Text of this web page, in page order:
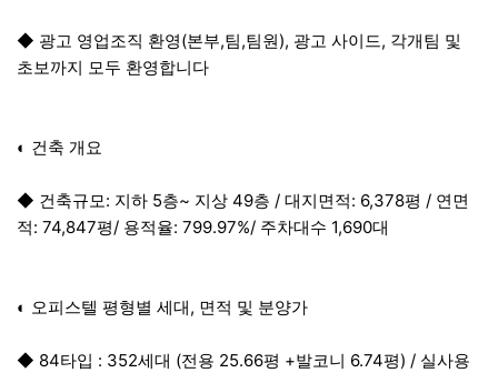
◆ 광고 영업조직 환영(본부,팀,팀원), 광고 사이드, 각개팀 및
초보까지 모두 환영합니다
◐ 건축 개요
◆ 건축규모: 지하 5층~ 지상 49층 / 대지면적: 6,378평 / 연면
적: 74,847평/ 용적율: 799.97%/ 주차대수 1,690대
◐ 오피스텔 평형별 세대, 면적 및 분양가
◆ 84타입 : 352세대 (전용 25.66평 +발코니 6.74평) / 실사용